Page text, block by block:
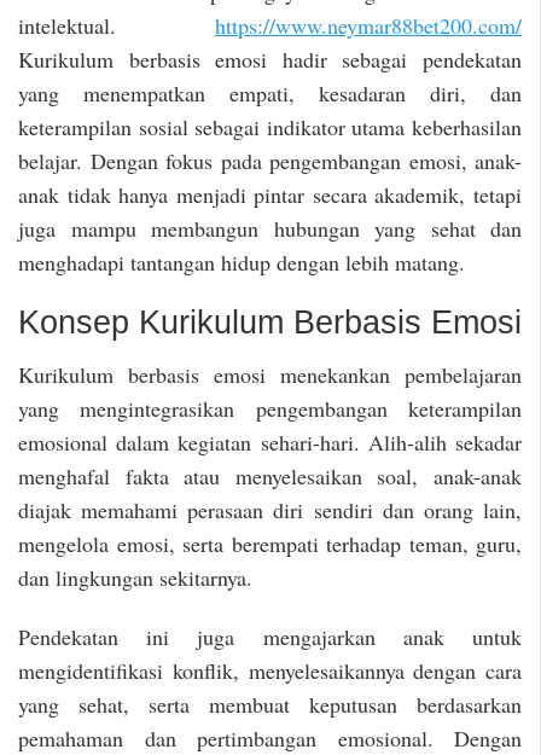
intelektual. https://www.neymar88bet200.com/
Kurikulum berbasis emosi hadir sebagai pendekatan
yang menempatkan empati, kesadaran diri, dan
keterampilan sosial sebagai indikator utama keberhasilan
belajar. Dengan fokus pada pengembangan emosi, anak-
anak tidak hanya menjadi pintar secara akademik, tetapi
juga mampu membangun hubungan yang sehat dan
menghadapi tantangan hidup dengan lebih matang.
Konsep Kurikulum Berbasis Emosi
Kurikulum berbasis emosi menekankan pembelajaran
yang mengintegrasikan pengembangan keterampilan
emosional dalam kegiatan sehari-hari. Alih-alih sekadar
menghafal fakta atau menyelesaikan soal, anak-anak
diajak memahami perasaan diri sendiri dan orang lain,
mengelola emosi, serta berempati terhadap teman, guru,
dan lingkungan sekitarnya.
Pendekatan ini juga mengajarkan anak untuk
mengidentifikasi konflik, menyelesaikannya dengan cara
yang sehat, serta membuat keputusan berdasarkan
pemahaman dan pertimbangan emosional. Dengan